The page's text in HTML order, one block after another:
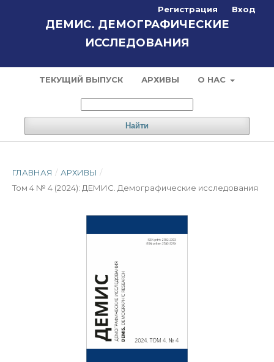
ДЕМИС. ДЕМОГРАФИЧЕСКИЕ
ИССЛЕДОВАНИЯ
ТЕКУЩИЙ ВЫПУСК АРХИВЫ О НАС
Найти
Регистрация Вход
ГЛАВНАЯ / АРХИВЫ /
Том 4 № 4 (2024): ДЕМИС. Демографические исследования